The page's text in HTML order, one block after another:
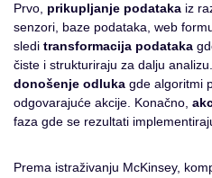
Prvo, prikupljanje podataka iz
senzori, baze podataka, web
sledi transformacija podataka
čiste i strukturiraju za dalju
donošenje odluka gde algoritmi
odgovarajuće akcije. Konačno,
faza gde se rezultati
Prema istraživanju McKinsey,